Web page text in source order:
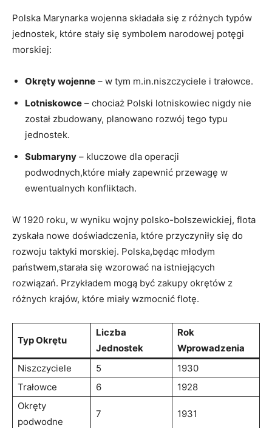
Polska Marynarka wojenna⁤ składała się ‍z różnych typów
jednostek, które stały się symbolem narodowej potęgi
morskiej:
Okręty ​wojenne – w tym m.in.niszczyciele i trałowce.
Lotniskowce – chociaż ⁤Polski lotniskowiec nigdy nie​
został zbudowany, planowano rozwój tego typu
jednostek.
Submaryny – kluczowe dla operacji
podwodnych,które miały zapewnić przewagę w
ewentualnych konfliktach.
W 1920 roku, w wyniku wojny polsko-bolszewickiej, flota
zyskała nowe doświadczenia, które przyczyniły się do
rozwoju⁢ taktyki morskiej. Polska,będąc młodym
państwem,starała się wzorować ​na istniejących
rozwiązań. Przykładem mogą być zakupy okrętów z
różnych krajów, które ​miały wzmocnić flotę.
Typ Okrętu
Liczba
Jednostek
Rok
Wprowadzenia
Niszczyciele
5
1930
Trałowce
6
1928
Okręty
podwodne
7 1931